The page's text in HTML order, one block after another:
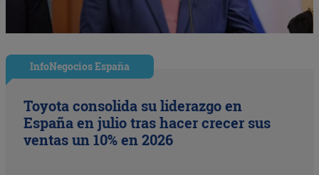
InfoNegocios España
Toyota consolida su liderazgo en
España en julio tras hacer crecer sus
ventas un 10% en 2026